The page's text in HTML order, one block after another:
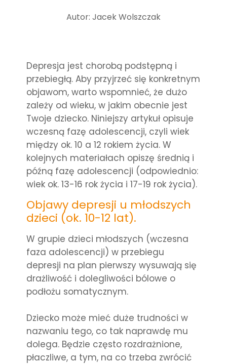
Autor: Jacek Wolszczak
Depresja jest chorobą podstępną i
przebiegłą. Aby przyjrzeć się konkretnym
objawom, warto wspomnieć, że dużo
zależy od wieku, w jakim obecnie jest
Twoje dziecko. Niniejszy artykuł opisuje
wczesną fazę adolescencji, czyli wiek
między ok. 10 a 12 rokiem życia. W
kolejnych materiałach opiszę średnią i
późną fazę adolescencji (odpowiednio:
wiek ok. 13-16 rok życia i 17-19 rok życia).
Objawy depresji u młodszych
dzieci (ok. 10-12 lat).
W grupie dzieci młodszych (wczesna
faza adolescencji) w przebiegu
depresji na plan pierwszy wysuwają się
drażliwość i dolegliwości bólowe o
podłożu somatycznym.
Dziecko może mieć duże trudności w
nazwaniu tego, co tak naprawdę mu
dolega. Będzie często rozdrażnione,
płaczliwe, a tym, na co trzeba zwrócić